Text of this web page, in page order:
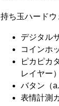
持ち玉ハードウ
デジタル
コインホ
ピカピカ
レイヤー）
バタン（
表情計測